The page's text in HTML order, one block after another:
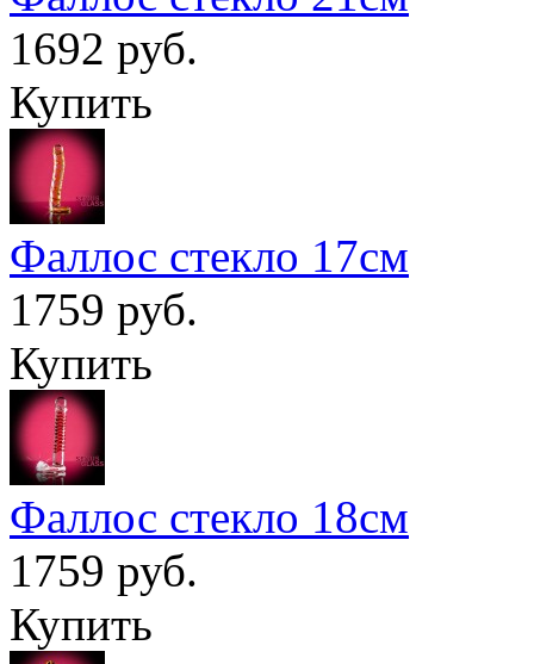
1692 руб.
Купить
Фаллос стекло 17см
1759 руб.
Купить
Фаллос стекло 18см
1759 руб.
Купить